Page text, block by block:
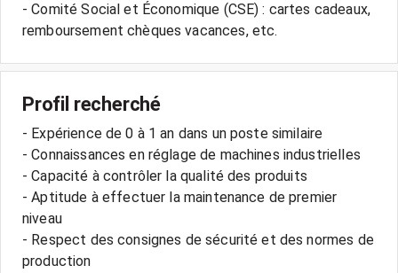
- Comité Social et Économique (CSE) : cartes cadeaux,
Profil recherché
- Expérience de 0 à 1 an dans un poste similaire
- Connaissances en réglage de machines industrielles
- Capacité à contrôler la qualité des produits
- Aptitude à effectuer la maintenance de premier
niveau
- Respect des consignes de sécurité et des normes de
production